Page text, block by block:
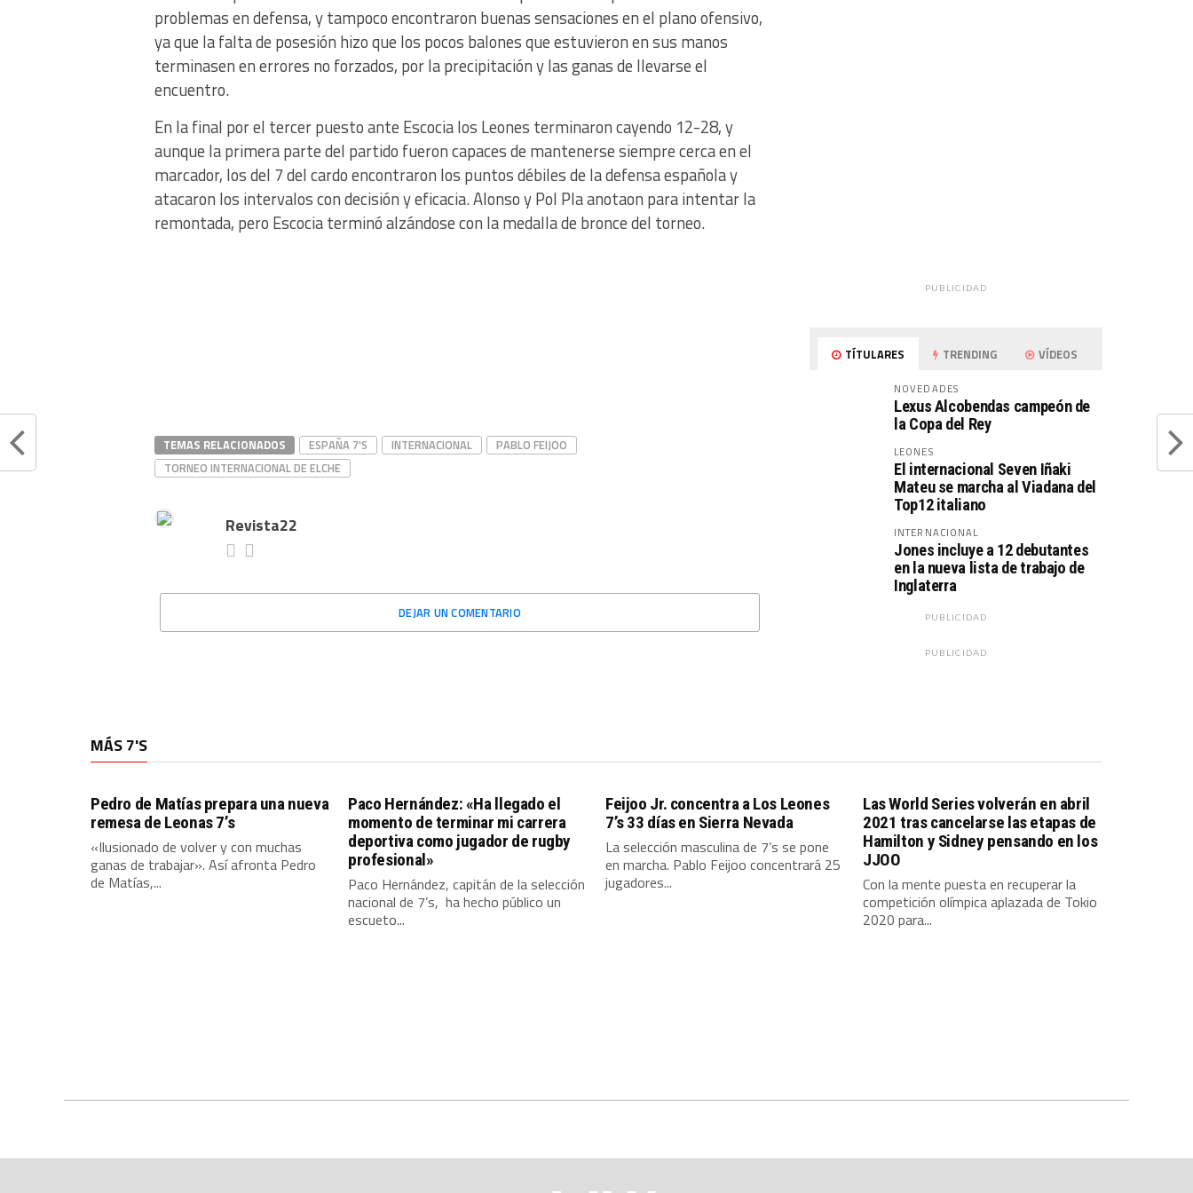
problemas en defensa, y tampoco encontraron buenas sensaciones en el plano ofensivo,
ya que la falta de posesión hizo que los pocos balones que estuvieron en sus manos
terminasen en errores no forzados, por la precipitación y las ganas de llevarse el
encuentro.
En la final por el tercer puesto ante Escocia los Leones terminaron cayendo 12-28, y
aunque la primera parte del partido fueron capaces de mantenerse siempre cerca en el
marcador, los del 7 del cardo encontraron los puntos débiles de la defensa española y
atacaron los intervalos con decisión y eficacia. Alonso y Pol Pla anotaon para intentar la
remontada, pero Escocia terminó alzándose con la medalla de bronce del torneo.
TEMAS RELACIONADOS ESPAÑA 7'S INTERNACIONAL
PABLO FEIJOO
TORNEO INTERNACIONAL DE ELCHE
Revista22
DEJAR UN COMENTARIO
PUBLICIDAD
TÍTULARES TRENDING VÍDEOS
NOVEDADES
Lexus Alcobendas campeón de
la Copa del Rey
LEONES
El internacional Seven Iñaki
Mateu se marcha al Viadana del
Top12 italiano
INTERNACIONAL
Jones incluye a 12 debutantes
en la nueva lista de trabajo de
Inglaterra
PUBLICIDAD
PUBLICIDAD
MÁS 7'S
Pedro de Matías prepara una nueva
remesa de Leonas 7’s
«Ilusionado de volver y con muchas
ganas de trabajar». Así afronta Pedro
de Matías,...
Paco Hernández: «Ha llegado el
momento de terminar mi carrera
deportiva como jugador de rugby
profesional»
Paco Hernández, capitán de la selección
nacional de 7’s, ha hecho público un
escueto...
Feijoo Jr. concentra a Los Leones
7’s 33 días en Sierra Nevada
La selección masculina de 7’s se pone
en marcha. Pablo Feijoo concentrará 25
jugadores...
Las World Series volverán en abril
2021 tras cancelarse las etapas de
Hamilton y Sidney pensando en los
JJOO
Con la mente puesta en recuperar la
competición olímpica aplazada de Tokio
2020 para...